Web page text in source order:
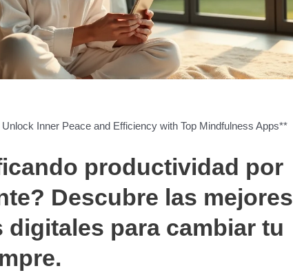
Inner Peace and Efficiency with Top Mindfulness Apps**
productividad por
Descubre las mejores
digitales para cambiar tu